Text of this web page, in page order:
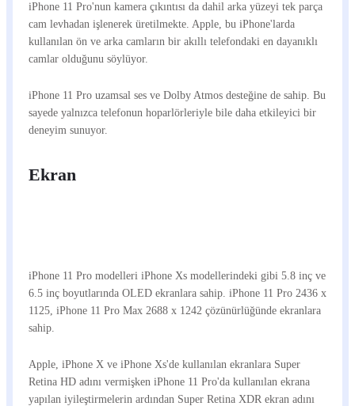
iPhone 11 Pro'nun kamera çıkıntısı da dahil arka yüzeyi tek parça
cam levhadan işlenerek üretilmekte. Apple, bu iPhone'larda
kullanılan ön ve arka camların bir akıllı telefondaki en dayanıklı
camlar olduğunu söylüyor.
iPhone 11 Pro uzamsal ses ve Dolby Atmos desteğine de sahip. Bu
sayede yalnızca telefonun hoparlörleriyle bile daha etkileyici bir
deneyim sunuyor.
Ekran
iPhone 11 Pro modelleri iPhone Xs modellerindeki gibi 5.8 inç ve
6.5 inç boyutlarında OLED ekranlara sahip. iPhone 11 Pro 2436 x
1125, iPhone 11 Pro Max 2688 x 1242 çözünürlüğünde ekranlara
sahip.
Apple, iPhone X ve iPhone Xs'de kullanılan ekranlara Super
Retina HD adını vermişken iPhone 11 Pro'da kullanılan ekrana
yapılan iyileştirmelerin ardından Super Retina XDR ekran adını